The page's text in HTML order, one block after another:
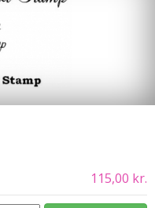
115,00 kr.